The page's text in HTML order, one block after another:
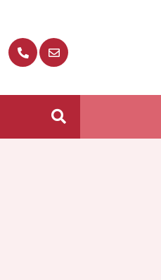
Buscar